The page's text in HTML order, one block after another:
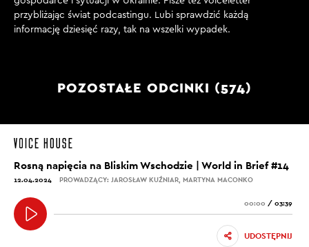
przybliżając świat podcastingu. Lubi sprawdzić każdą
informację dziesięć razy, tak na wszelki wypadek.
POZOSTAŁE ODCINKI (574)
Rosną napięcia na Bliskim Wschodzie | World in Brief #14
12.04.2024 PROWADZĄCY: JAROSŁAW KUŹNIAR, MARTYNA MACONKO
00:00 / 03:39
UDOSTĘPNIJ